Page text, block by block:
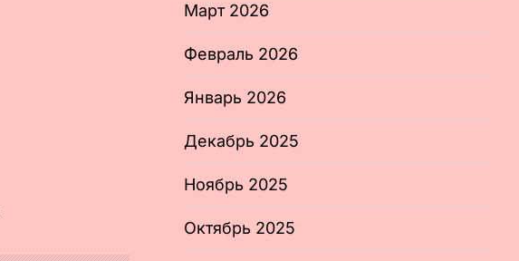
Март 2026
Февраль 2026
Январь 2026
Декабрь 2025
Ноябрь 2025
Октябрь 2025